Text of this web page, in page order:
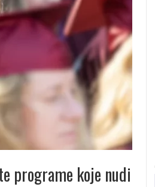
programe koje nudi